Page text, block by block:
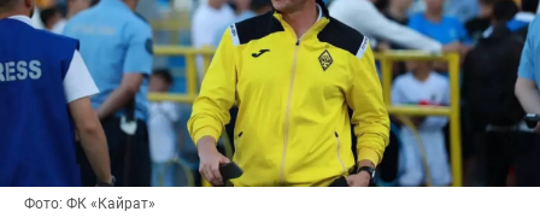
Фото: ФК «Кайрат»